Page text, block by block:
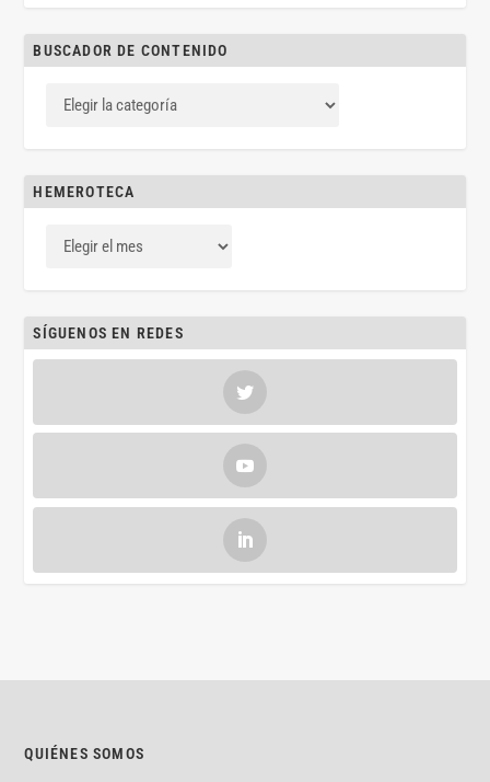
BUSCADOR DE CONTENIDO
HEMEROTECA
SÍGUENOS EN REDES
QUIÉNES SOMOS